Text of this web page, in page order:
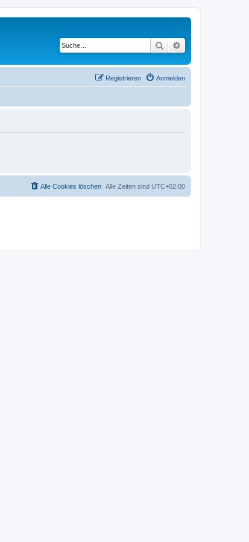
Suche
Anmelden
Registrieren
Alle Zeiten sind UTC+02:00
Alle Cookies löschen